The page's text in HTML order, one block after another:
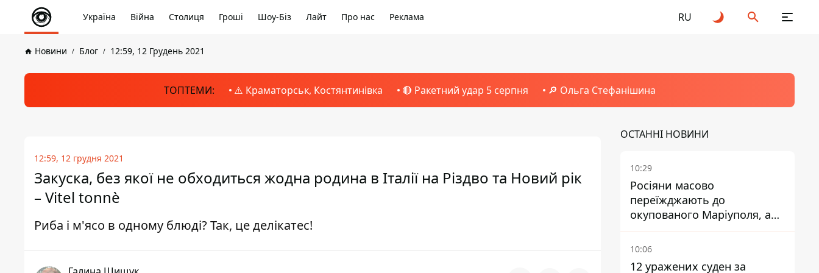
Україна Війна Столиця Гроші Шоу-Біз Лайт Про нас Реклама RU
Новини Блог 12:59, 12 Грудень 2021
ТОПТЕМИ: ⚠️ Краматорськ, Костянтинівка 🔴 Ракетний удар 5 серпня 🔎 Ольга Стефанішина
12:59, 12 грудня 2021
Закуска, без якої не обходиться жодна родина в Італії на Різдво та Новий рік
– Vitel tonnè
Риба і м'ясо в одному блюді? Так, це делікатес!
ОСТАННІ НОВИНИ
10:29
Росіяни масово
переїжджають до
окупованого Маріуполя, а
місцевих залишають без
житла
10:06
12 уражених суден за